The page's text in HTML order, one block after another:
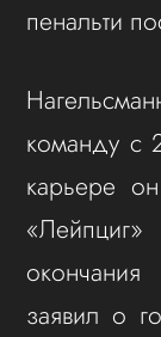
пенальти
команду с
карьере
заявил о